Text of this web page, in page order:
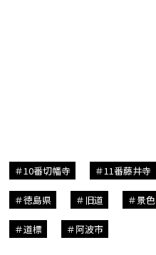
10番切幡寺 11番藤井寺
徳島県 旧道 景色
道標 阿波市